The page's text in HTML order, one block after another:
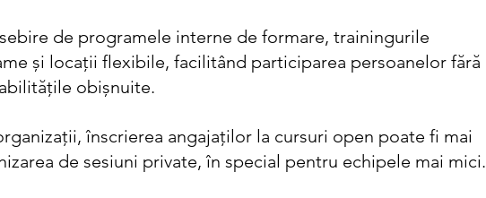
de programele interne de formare, trainingurile
și locații flexibile, facilitând participarea persoanelor fără
obișnuite.
înscrierea angajaților la cursuri open poate fi mai
de sesiuni private, în special pentru echipele mai mici.